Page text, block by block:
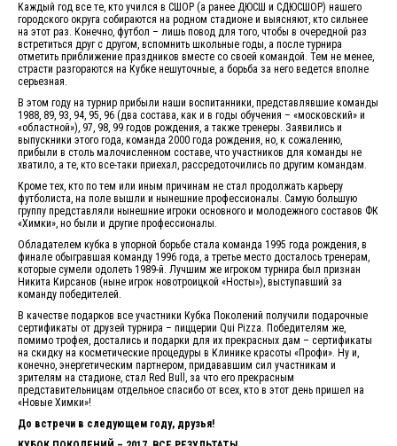
Каждый год все те, кто учился в СШОР (а ранее ДЮСШ и СДЮСШОР) нашего
городского округа собираются на родном стадионе и выясняют, кто сильнее
на этот раз. Конечно, футбол – лишь повод для того, чтобы в очередной раз
встретиться друг с другом, вспомнить школьные годы, а после турнира
отметить приближение праздников вместе со своей командой. Тем не менее,
страсти разгораются на Кубке нешуточные, а борьба за него ведется вполне
серьезная.
В этом году на турнир прибыли наши воспитанники, представлявшие команды
1988, 89, 93, 94, 95, 96 (два состава, как и в годы обучения – «московский» и
«областной»), 97, 98, 99 годов рождения, а также тренеры. Заявились и
выпускники этого года, команда 2000 года рождения, но, к сожалению,
прибыли в столь малочисленном составе, что участников для команды не
хватило, а те, кто все-таки приехал, рассредоточились по другим командам.
Кроме тех, кто по тем или иным причинам не стал продолжать карьеру
футболиста, на поле вышли и нынешние профессионалы. Самую большую
группу представляли нынешние игроки основного и молодежного составов ФК
«Химки», но были и другие профессионалы.
Обладателем кубка в упорной борьбе стала команда 1995 года рождения, в
финале обыгравшая команду 1996 года, а третье место досталось тренерам,
которые сумели одолеть 1989-й. Лучшим же игроком турнира был признан
Никита Кирсанов (ныне игрок новотроицкой «Носты»), выступавший за
команду победителей.
В качестве подарков все участники Кубка Поколений получили подарочные
сертификаты от друзей турнира – пиццерии Qui Pizza. Победителям же,
помимо трофея, достались и подарки для их прекрасных дам – сертификаты
на скидку на косметические процедуры в Клинике красоты «Профи». Ну и,
конечно, энергетическим партнером, придававшим сил участникам и
зрителям на стадионе, стал Red Bull, за что его прекрасным
представительницам отдельное спасибо от всех, кто в этот день пришел на
«Новые Химки»!
До встречи в следующем году, друзья!